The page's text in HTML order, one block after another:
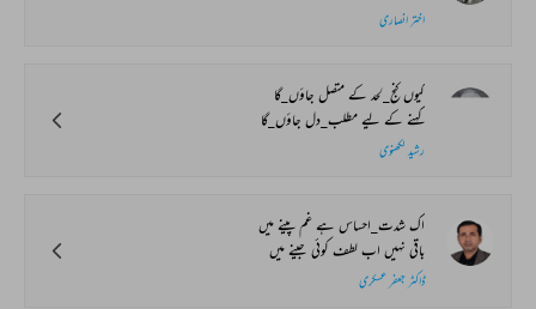
اختر انصاری
کیوں کنج_لحد کے متصل جاؤں_گا
کہنے کے لیے مطلب_دل جاؤں_گا
رشید لکھنوی
اک شدت_احساس ہے غم پینے میں
باقی نہیں اب لطف کوئی جینے میں
ڈاکٹر جعفر عسکری